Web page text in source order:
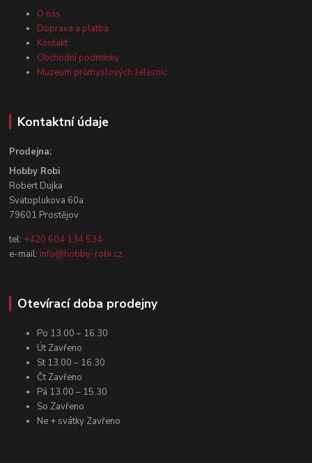
O nás
Doprava a platba
Kontakt
Obchodní podmínky
Muzeum průmyslových železnic
Kontaktní údaje
Prodejna:
Hobby Robi
Robert Dujka
Svatoplukova 60a
79601 Prostějov
tel: +420 604 134 534
e-mail: info@hobby-robi.cz
Otevírací doba prodejny
Po 13.00 – 16.30
Út Zavřeno
St 13.00 – 16.30
Čt Zavřeno
Pá 13.00 – 15.30
So Zavřeno
Ne + svátky Zavřeno